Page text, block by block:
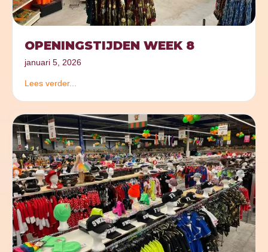
OPENINGSTIJDEN WEEK 8
januari 5, 2026
Lees verder...